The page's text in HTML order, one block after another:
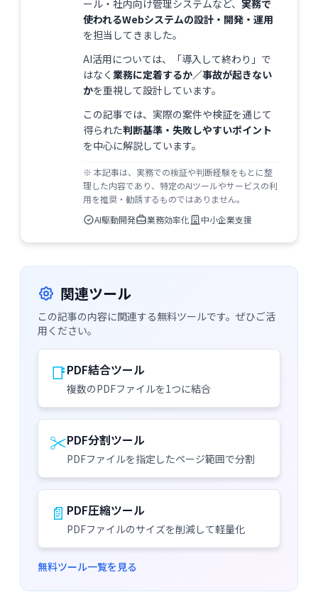
ール・社内向け管理システムなど、 実務で
使われるWebシステムの設計・開発・運用
を担当してきました。
AI活用については、「導入して終わり」で
はなく 業務に定着するか／事故が起きない
かを重視して設計しています。
この記事では、実際の案件や検証を通じて
得られた判断基準・失敗しやすいポイント
を中心に解説しています。
※ 本記事は、実務での検証や判断経験をもとに整
理した内容であり、特定のAIツールやサービスの利
用を推奨・勧誘するものではありません。
AI駆動開発
業務効率化 中小企業支援
関連ツール
この記事の内容に関連する無料ツールです。ぜひご活
用ください。
📑PDF結合ツール
複数のPDFファイルを1つに結合
✂️PDF分割ツール
PDFファイルを指定したページ範囲で分割
📄 PDF圧縮ツール
PDFファイルのサイズを削減して軽量化
無料ツール一覧を見る